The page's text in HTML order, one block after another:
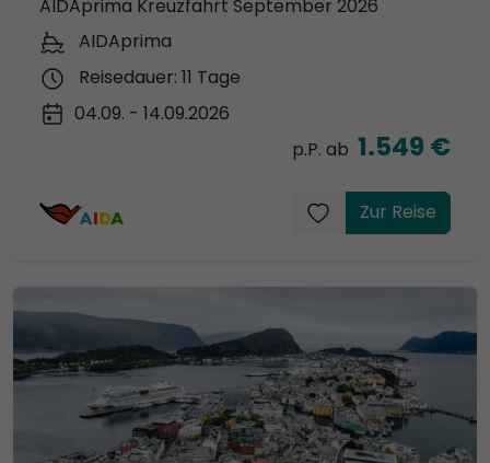
AIDAprima Kreuzfahrt September 2026
AIDAprima
Reisedauer: 11 Tage
04.09. - 14.09.2026
p.P. ab 1.549 €
Zur Reise